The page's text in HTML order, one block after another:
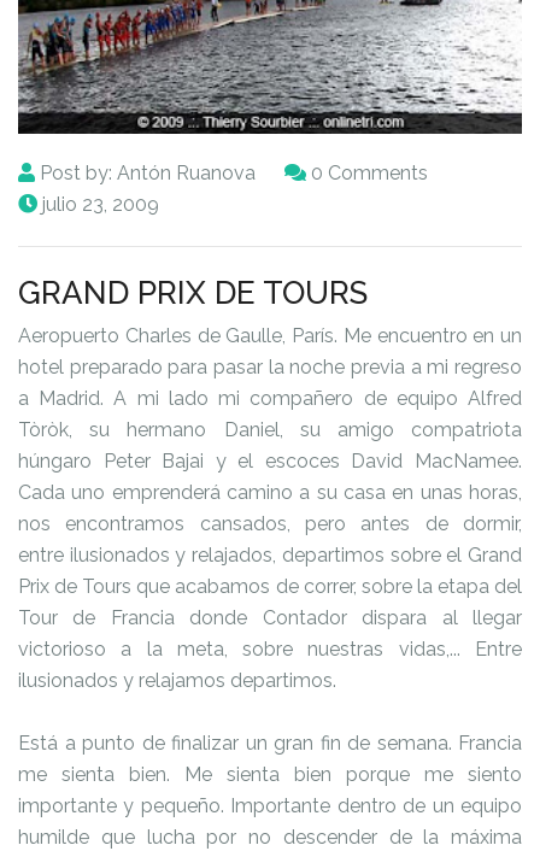
Post by: Antón Ruanova
0 Comments
julio 23, 2009
GRAND PRIX DE TOURS
Aeropuerto Charles de Gaulle, París. Me encuentro en un
hotel preparado para pasar la noche previa a mi regreso
a Madrid. A mi lado mi compañero de equipo Alfred
Tòròk, su hermano Daniel, su amigo compatriota
húngaro Peter Bajai y el escoces David MacNamee.
Cada uno emprenderá camino a su casa en unas horas,
nos encontramos cansados, pero antes de dormir,
entre ilusionados y relajados, departimos sobre el Grand
Prix de Tours que acabamos de correr, sobre la etapa del
Tour de Francia donde Contador dispara al llegar
victorioso a la meta, sobre nuestras vidas,... Entre
ilusionados y relajamos departimos.
Está a punto de finalizar un gran fin de semana. Francia
me sienta bien. Me sienta bien porque me siento
importante y pequeño. Importante dentro de un equipo
humilde que lucha por no descender de la máxima